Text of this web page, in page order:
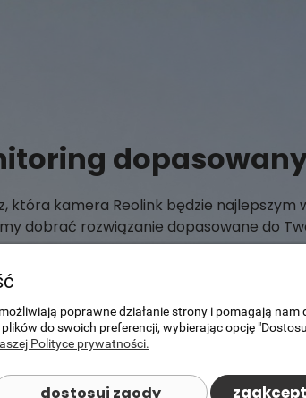
która kamera Reolink będzie najlepszym
dobrać rozwiązanie dopasowane do
się z nami
poprawne działanie strony i pomagają
do swoich preferencji, wybierając opcję
Polityce prywatności.
dostosuj zgody